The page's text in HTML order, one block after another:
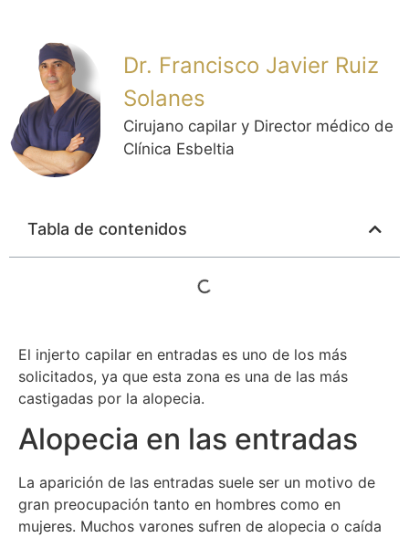
Dr. Francisco Javier Ruiz
Solanes
Cirujano capilar y Director médico de
Clínica Esbeltia
Tabla de contenidos
El injerto capilar en entradas es uno de los más
solicitados, ya que esta zona es una de las más
castigadas por la alopecia.
Alopecia en las entradas
La aparición de las entradas suele ser un motivo de
gran preocupación tanto en hombres como en
mujeres. Muchos varones sufren de alopecia o caída